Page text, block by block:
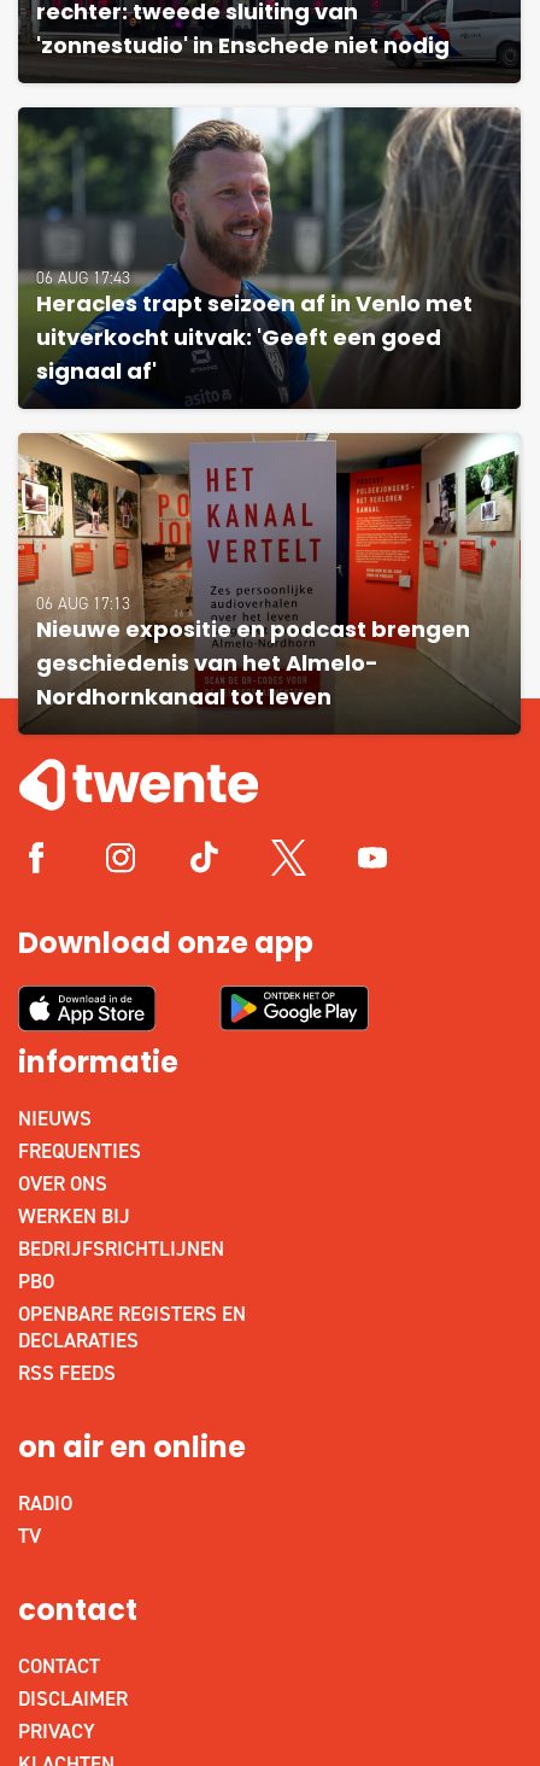
rechter: tweede sluiting van
'zonnestudio' in Enschede niet nodig
06 AUG 17:43
Heracles trapt seizoen af in Venlo met
uitverkocht uitvak: 'Geeft een goed
signaal af'
06 AUG 17:13
Nieuwe expositie en podcast brengen
geschiedenis van het Almelo-
Nordhornkanaal tot leven
Download onze app
informatie
NIEUWS
FREQUENTIES
OVER ONS
WERKEN BIJ
BEDRIJFSRICHTLIJNEN
PBO
OPENBARE REGISTERS EN
DECLARATIES
RSS FEEDS
on air en online
RADIO
TV
contact
CONTACT
DISCLAIMER
PRIVACY